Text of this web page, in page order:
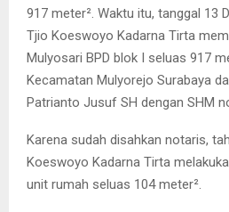
917 meter². Waktu itu, tanggal 13
Tjio Koeswoyo Kadarna Tirta
Mulyosari BPD blok I seluas 917
Kecamatan Mulyorejo Surabaya
Patrianto Jusuf SH dengan SHM
Karena sudah disahkan notaris,
Koeswoyo Kadarna Tirta
unit rumah seluas 104 meter².